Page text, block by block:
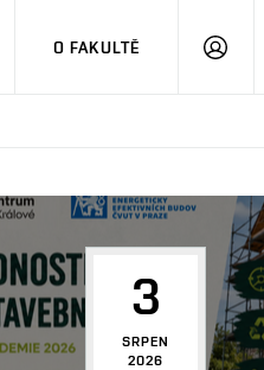
O FAKULTĚ
3
SRPEN
2026